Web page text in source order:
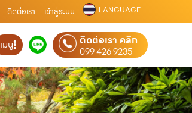
ติดต่อเรา เข้าสู่ระบบ LANGUAGE
เมนู ติดต่อเรา คลิก
099 426 9235